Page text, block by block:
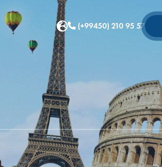
(+99450) 210 95 57